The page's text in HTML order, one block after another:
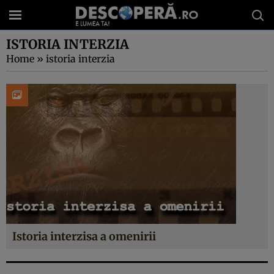
ISTORIA INTERZIA
Home » istoria interzia
Istoria interzisa a omenirii